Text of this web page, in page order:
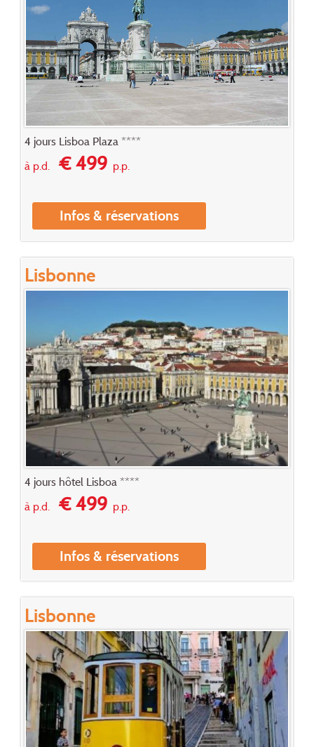
4 jours Lisboa Plaza ****
à p.d.€ 499p.p.
Infos & réservations
Lisbonne
4 jours hôtel Lisboa ****
à p.d.€ 499p.p.
Infos & réservations
Lisbonne